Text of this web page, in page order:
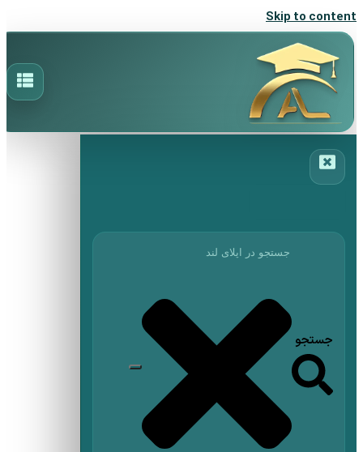
Skip to content
جستجو